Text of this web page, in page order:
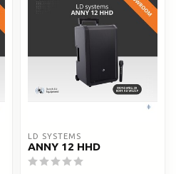
LD SYSTEMS
ANNY 12 HHD